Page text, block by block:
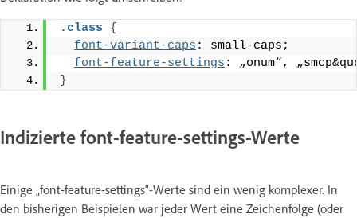
.class
{
font-variant-caps : small-caps;
font-feature-settings : „onum“,
}
Indizierte font-feature-settings-Werte
Einige „font-feature-settings“-Werte sind ein wenig komplexer. In
den bisherigen Beispielen war jeder Wert eine Zeichenfolge (oder